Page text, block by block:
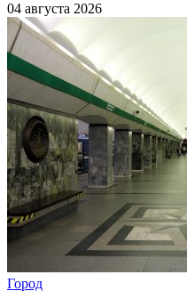
04 августа 2026
Город